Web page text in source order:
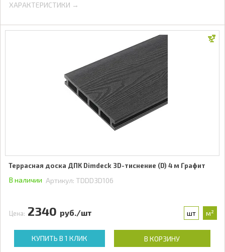
ХАРАКТЕРИСТИКИ →
Террасная доска ДПК Dimdeck 3D-тиснение (D) 4 м Графит
В наличии Артикул: TDDD3D106
Цена: 2340 руб./шт шт м²
КУПИТЬ В 1 КЛИК В КОРЗИНУ